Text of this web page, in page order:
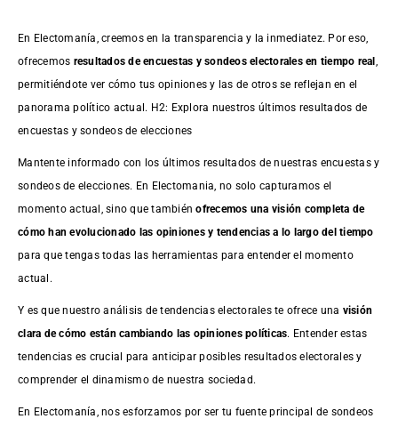
En Electomanía, creemos en la transparencia y la inmediatez. Por eso,
ofrecemos resultados deencuestas y sondeos electorales en tiempo real
permitiéndote ver cómo tus opiniones y las de otros se reflejan en el
panorama político actual. H2: Explora nuestros últimos resultados de
encuestas y sondeos de elecciones
Mantente informado con los últimos resultados de nuestras encuestasy
sondeos de elecciones. En Electomania, no solo capturamos el
momento actual, sino que tambiénofrecemos una visión completa de
cómo han evolucionado las opiniones y tendencias a lo largo del tiempo
para que tengas todas las herramientas para entender el momento
actual.
Y es que nuestro análisis de tendencias electorales te ofrece una visión
clara de cómo están cambiando las opiniones políticas. Entender estas
tendencias es crucial para anticipar posibles resultados electorales y
comprender el dinamismo de nuestra sociedad.
En Electomanía, nos esforzamos por ser tu fuente principal de sondeos